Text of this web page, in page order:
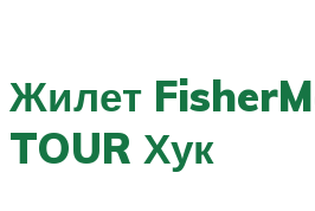
Жилет
TOUR Хук